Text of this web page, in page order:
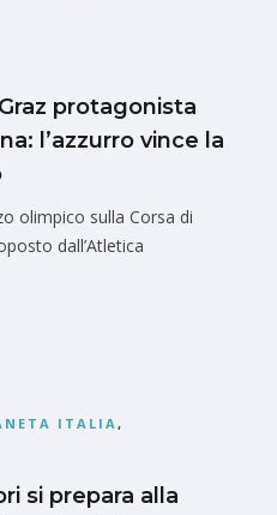
protagonista
l’azzurro vince la
olimpico sulla Corsa di
dall’Atletica
ITALIA,
si prepara alla